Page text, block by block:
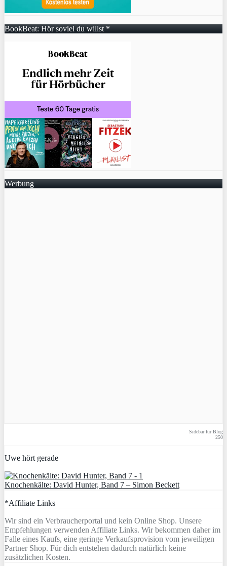
BookBeat: Hör soviel du willst *
Werbung
Sidebar für Blog
250
Uwe hört gerade
Knochenkälte: David Hunter, Band 7 – Simon Beckett
*Affiliate Links
Wir sind ein Verbraucherportal und kein Online Shop. Unsere
Empfehlungen verwenden Affiliate Links. Wir bekommen daher im
Falle eines Kaufs, eine geringe Verkaufsprovision vom jeweiligen
Partner Shop. Für dich entstehen dadurch natürlich keine
zusätzlichen Kosten.